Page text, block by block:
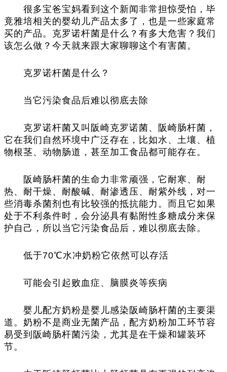
很多宝爸宝妈看到这个新闻非常担惊受怕，毕
竟雅培相关的婴幼儿产品太多了，也是一些家庭常
买的产品。克罗诺杆菌是什么？有多大危害？我们
该怎么做？今天就来跟大家聊聊这个有害菌。
克罗诺杆菌是什么？
当它污染食品后难以彻底去除
克罗诺杆菌又叫阪崎克罗诺菌、阪崎肠杆菌，
它在我们自然环境中广泛存在，比如水、土壤、植
物根茎、动物肠道，甚至加工食品都可能存在。
阪崎肠杆菌的生命力非常顽强，它耐寒、耐
热、耐干燥、耐酸碱、耐渗透压、耐紫外线，对一
些消毒杀菌剂也有比较强的抵抗能力。而且它如果
处于不利条件时，会分泌具有黏附性多糖成分来保
护自己，所以当它污染食品后，难以彻底去除。
低于70℃水冲奶粉它依然可以存活
可能会引起败血症、脑膜炎等疾病
婴儿配方奶粉是婴儿感染阪崎肠杆菌的主要渠
道。奶粉不是商业无菌产品，配方奶粉加工环节容
易受到阪崎肠杆菌污染，尤其是在干燥和罐装环
节。